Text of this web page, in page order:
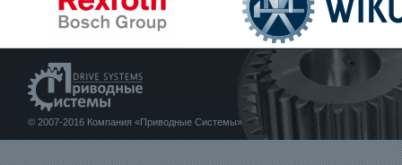
© 2007-2016 Компания «Приводные Системы»